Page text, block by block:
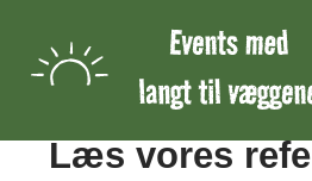
Læs vores